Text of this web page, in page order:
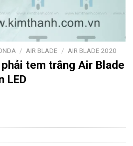
/ AIR BLADE / AIR BLADE 2020
tem trắng Air Blade
LED